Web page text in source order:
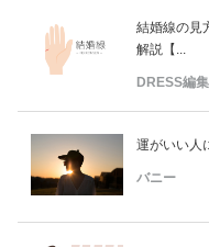
結婚線の見
解説【...
DRESS編
運がいい人
バニー